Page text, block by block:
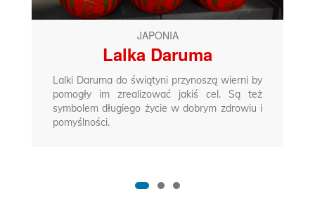
JAPONIA
Lalka Daruma
Lalki Daruma do świątyni przynoszą wierni by
pomogły im zrealizować jakiś cel. Są też
symbolem długiego życie w dobrym zdrowiu i
pomyślności.